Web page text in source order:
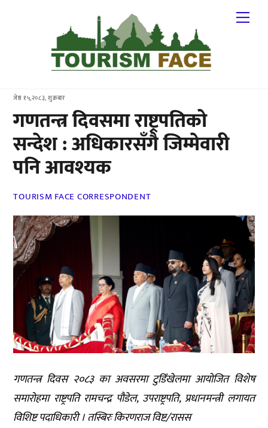
जेष्ठ १५,२०८३, शुक्रबार
गणतन्त्र दिवसमा राष्ट्रपतिको
सन्देश : अधिकारसँगै जिम्मेवारी
पनि आवश्यक
TOURISM FACE CORRESPONDENT
गणतन्त्र दिवस २०८३ का अवसरमा टुडिँखेलमा आयोजित विशेष
समारोहमा राष्ट्रपति रामचन्द्र पौडेल, उपराष्ट्रपति, प्रधानमन्त्री लगायत
विशिष्ट पदाधिकारी । तस्बिरः किरणराज विष्ट/रासस